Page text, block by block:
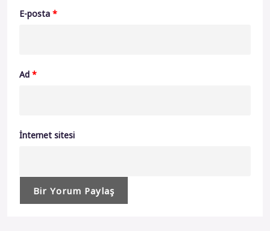
E-posta *
Ad *
İnternet sitesi